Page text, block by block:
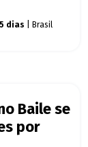
dias | Brasil
Baile se
por